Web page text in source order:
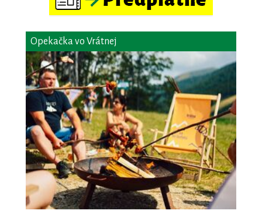
Opekačka vo Vrátnej